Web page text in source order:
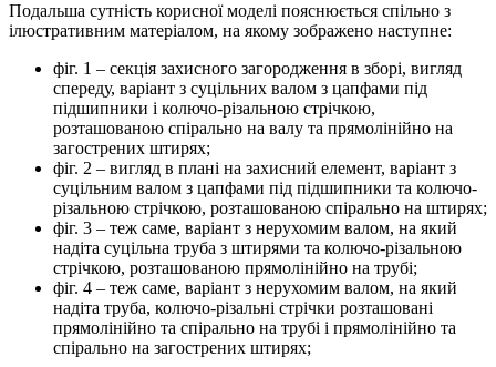
Подальша сутність корисної моделі пояснюється спільно з
ілюстративним матеріалом, на якому зображено наступне:
фіг. 1 – секція захисного загородження в зборі, вигляд
спереду, варіант з суцільних валом з цапфами під
підшипники і колючо-різальною стрічкою,
розташованою спірально на валу та прямолінійно на
загострених штирях;
фіг. 2 – вигляд в плані на захисний елемент, варіант з
суцільним валом з цапфами під підшипники та колючо-
різальною стрічкою, розташованою спірально на штирях;
фіг. 3 – теж саме, варіант з нерухомим валом, на який
надіта суцільна труба з штирями та колючо-різальною
стрічкою, розташованою прямолінійно на трубі;
фіг. 4 – теж саме, варіант з нерухомим валом, на який
надіта труба, колючо-різальні стрічки розташовані
прямолінійно та спірально на трубі і прямолінійно та
спірально на загострених штирях;